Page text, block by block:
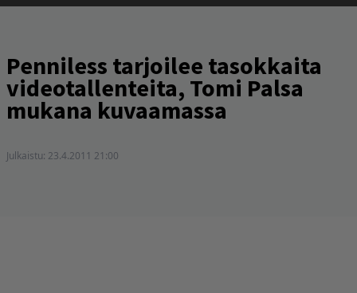
Penniless tarjoilee tasokkaita
videotallenteita, Tomi Palsa
mukana kuvaamassa
Julkaistu: 23.4.2011 21:00